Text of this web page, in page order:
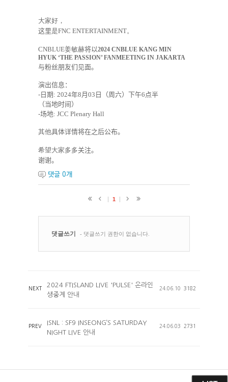
大家好，
这里是FNC ENTERTAINMENT。
CNBLUE姜敏赫将以2024 CNBLUE KANG MIN
HYUK ‘THE PASSION’ FANMEETING IN JAKARTA
与粉丝朋友们见面。
演出信息：
- 日期 : 2024年8月 03 日（周六）下午6 点半
（当地时间 ）
-场地: JCC Plenary Hall
其他具体详情将在之后公布。
希望大家多多关注。
谢谢。
댓글 0개
NEXT
2024 FTISLAND LIVE 'PULSE' 온라인
생중계 안내
24.06.10 3182
PREV
ISNL : SF9 INSEONG’S SATURDAY
NIGHT LIVE 안내
24.06.03 2731